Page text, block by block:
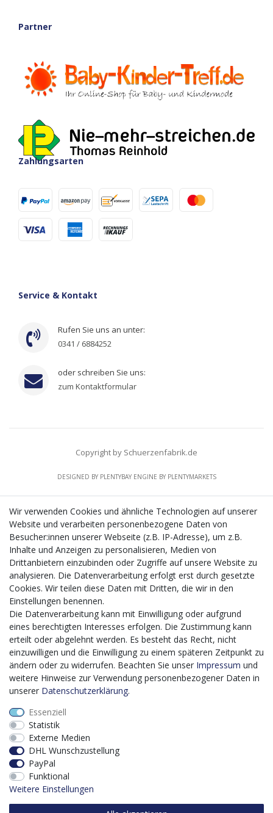
Partner
Zahlungsarten
Service & Kontakt
Rufen Sie uns an unter:
0341 / 6884252
oder schreiben Sie uns:
zum Kontaktformular
Copyright by Schuerzenfabrik.de
DESIGNED BY PLENTYBAYENGINE BY PLENTYMARKETS
CMS-Softwaresystems zur digitalen Optimierung
von Geschäftsprozessen
Mit dem vorgenannten Projekt, welches im Zeitraum vom
20.12.2023 bis zum 29.02.2024 im Rahmen des
Förderprogrammes Digitalisierung Zuschuss EFRE 2021
bis 2027 umgesetzt wird, möchten wir in die Anschaffung
eines Content-Management-Systems (CMS-
Softwaresystem) investieren, um unseren Online-Shop
künftig selbst verwalten zu können. Diese Software dient
der effizienteren gemeinschaftlichen Erstellung,
Bearbeitung, Organisation und Darstellung digitaler
Inhalte (Content) in unserem Unternehmen. Dies ist
insbesondere für den Vertrieb von Bedeutung. Bisher
Software digitalisiert werden was zu einer enormen
Zeitersparnis führt.
Dieses Vorhaben wird kofinanziert von der Europäischen
Union mithilfe von EFRE-Mitteln sowie durch Steuermittel
auf der Grundlage des vom Sächsischen Landtag
beschlossenen Haushaltes.
Wir verwenden Cookies und ähnliche Technologien auf unserer
Website und verarbeiten personenbezogene Daten von
Besucher:innen unserer Webseite (z.B. IP-Adresse), um z.B.
Inhalte und Anzeigen zu personalisieren, Medien von
Drittanbietern einzubinden oder Zugriffe auf unsere Website zu
analysieren. Die Datenverarbeitung erfolgt erst durch gesetzte
Cookies. Wir teilen diese Daten mit Dritten, die wir in den
Einstellungen benennen.
Die Datenverarbeitung kann mit Einwilligung oder aufgrund
eines berechtigten Interesses erfolgen. Die Zustimmung kann
erteilt oder abgelehnt werden. Es besteht das Recht, nicht
einzuwilligen und die Einwilligung zu einem späteren Zeitpunkt zu
ändern oder zu widerrufen. Beachten Sie unser Impressum und
weitere Hinweise zur Verwendung personenbezogener Daten in
unserer Daten­schutz­erklärung.
Essenziell
Statistik
Externe Medien
DHL Wunschzustellung
PayPal
Funktional
Weitere Einstellungen